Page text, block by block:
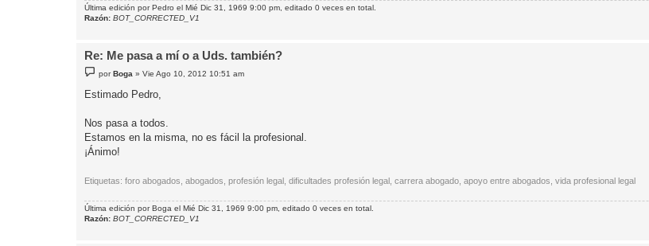
Última edición porPedro el Mié Dic 31, 1969 9:00 pm, editado 0 veces en total.
Razón: BOT_CORRECTED_V1
Re: Me pasa a mí o a Uds. también?
e
n
s
e
porBoga »Vie Ago 10, 2012 10:51 am
Estimado Pedro,
Nos pasa a todos.
Estamos en la misma, no es fácil la profesional.
¡Ánimo!
Etiquetas: foro abogados, abogados, profesión legal, dificultades profesión legal, carrera abogado, apoyo entre abogados, vida profesional legal
Última edición porBoga el Mié Dic 31, 1969 9:00 pm, editado 0 veces en total.
Razón: BOT_CORRECTED_V1